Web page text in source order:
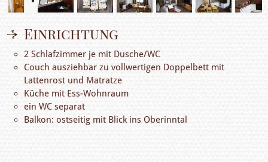
Einrichtung
2 Schlafzimmer je mit Dusche/WC
Couch ausziehbar zu vollwertigen Doppelbett mit
Lattenrost und Matratze
Küche mit Ess-Wohnraum
ein WC separat
Balkon: ostseitig mit Blick ins Oberinntal